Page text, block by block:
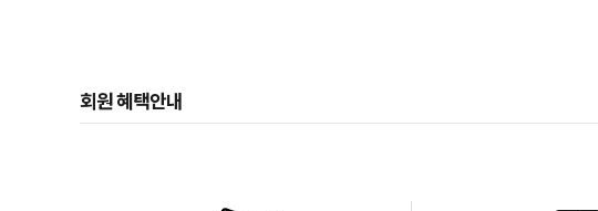
회원 혜택안내